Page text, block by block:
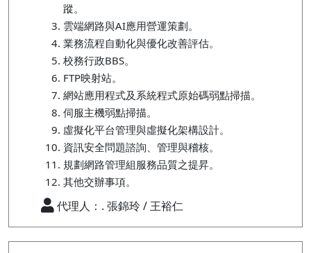
蹤。
雲端網路與AI應用營運策劃。
業務流程自動化與優化改善評估。
校務行政BBS。
FTP映射站。
網站應用程式及系統程式原始碼弱點掃描。
伺服主機弱點掃描。
虛擬化平台管理與虛擬化架構設計。
資訊安全問題諮詢、管理與稽核。
規劃網路管理組服務品質之提昇。
其他交辦事項。
代理人：. 張錦玲 / 王裕仁